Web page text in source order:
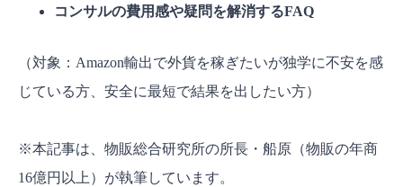
コンサルの費用感や疑問を解消するFAQ
（対象：Amazon輸出で外貨を稼ぎたいが独学に不安を感
じている方、安全に最短で結果を出したい方）
※本記事は、物販総合研究所の所長・船原（物販の年商
16億円以上）が執筆しています。